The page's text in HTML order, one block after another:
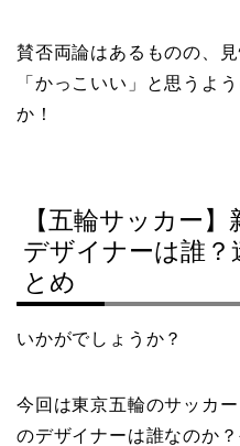
賛否両論はあるものの、
「かっこいい」と思うよ
か！
【五輪サッカー
デザイナーは誰？
とめ
いかがでしょうか？
今回は東京五輪のサッカ
のデザイナーは誰なのか